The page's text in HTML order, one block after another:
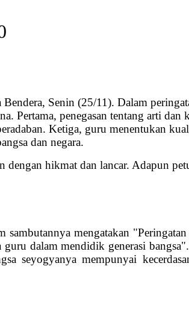
Senin (25/11). Dalam
Pertama, penegasan tentang arti dan
Ketiga, guru menentukan
dan negara.
hikmat dan lancar. Adapun
mengatakan
dalam mendidik generasi
seyogyanya mempunyai